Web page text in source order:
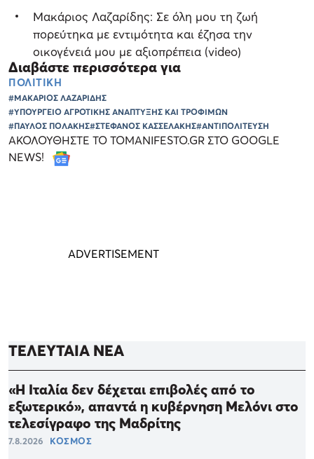
Μακάριος Λαζαρίδης: Σε όλη μου τη ζωή
πορεύτηκα με εντιμότητα και έζησα την
οικογένειά μου με αξιοπρέπεια (video)
Διαβάστε περισσότερα για
ΠΟΛΙΤΙΚΗ
#ΜΑΚΑΡΙΟΣ ΛΑΖΑΡΙΔΗΣ
#ΥΠΟΥΡΓΕΙΟ ΑΓΡΟΤΙΚΗΣ ΑΝΑΠΤΥΞΗΣ ΚΑΙ ΤΡΟΦΙΜΩΝ
#ΠΑΥΛΟΣ ΠΟΛΑΚΗΣ#ΣΤΕΦΑΝΟΣ ΚΑΣΣΕΛΑΚΗΣ#ΑΝΤΙΠΟΛΙΤΕΥΣΗ
ΑΚΟΛΟΥΘΗΣΤΕ ΤΟ TOMANIFESTO.GR ΣΤΟ GOOGLE
NEWS!
ΤΕΛΕΥΤΑΙΑ ΝΕΑ
«Η Ιταλία δεν δέχεται επιβολές από το
εξωτερικό», απαντά η κυβέρνηση Μελόνι στο
τελεσίγραφο της Μαδρίτης
7.8.2026 ΚΟΣΜΟΣ